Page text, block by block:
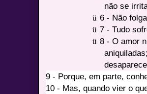
não se
ü 6 - Não
ü 7 - Tudo
ü 8 - O amor
9 - Porque, em parte,
10 - Mas, quando vier o